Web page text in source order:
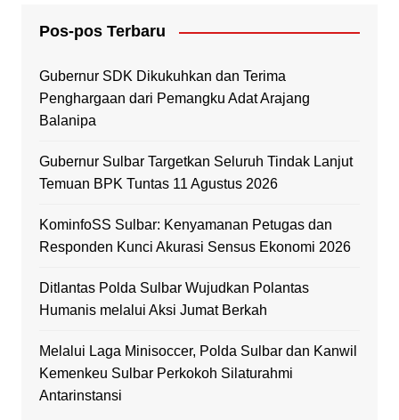
Pos-pos Terbaru
Gubernur SDK Dikukuhkan dan Terima
Penghargaan dari Pemangku Adat Arajang
Balanipa
Gubernur Sulbar Targetkan Seluruh Tindak Lanjut
Temuan BPK Tuntas 11 Agustus 2026
KominfoSS Sulbar: Kenyamanan Petugas dan
Responden Kunci Akurasi Sensus Ekonomi 2026
Ditlantas Polda Sulbar Wujudkan Polantas
Humanis melalui Aksi Jumat Berkah
Melalui Laga Minisoccer, Polda Sulbar dan Kanwil
Kemenkeu Sulbar Perkokoh Silaturahmi
Antarinstansi